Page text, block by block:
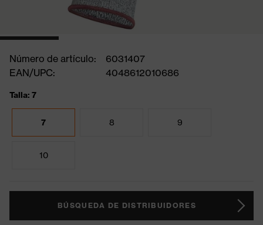
Número de artículo:
6031407
EAN/UPC:
4048612010686
Talla: 7
7 8 9
10
BÚSQUEDA DE DISTRIBUIDORES